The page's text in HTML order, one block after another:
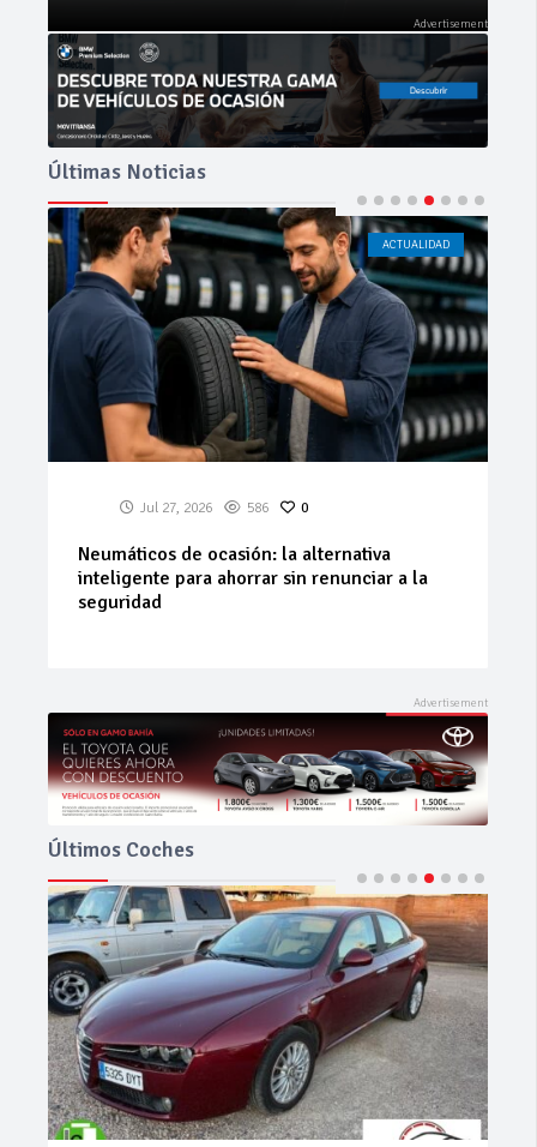
Últimas Noticias
ACTUALIDAD CÁDIZ
Jul 23, 2026 199 0
La 42ª Subida a Vejer comienza a perfilarse
Últimos Coches